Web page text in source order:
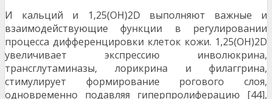
И кальций и 1,25(OH)2D выполняют важные и
взаимодействующие функции в регулировании
процесса дифференцировки клеток кожи. 1,25(OH)2D
увеличивает экспрессию инволюкрина,
трансглутаминазы, лорикрина и филаггрина,
стимулирует формирование рогового слоя,
одновременно подавляя гиперпролиферацию [44],